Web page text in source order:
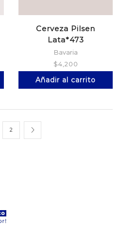
Cerveza Pilsen
Lata*473
Bavaria
$4,200
Añadir al carrito
2